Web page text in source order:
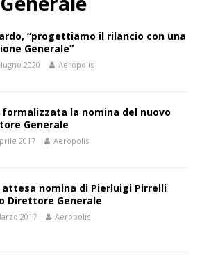
“progettiamo il rilancio con una
Generale”
2020 Aeropolis
formalizzata la nomina del nuovo
Generale
2017 Aeropolis
attesa nomina di Pierluigi Pirrelli
Direttore Generale
2017 Aeropolis